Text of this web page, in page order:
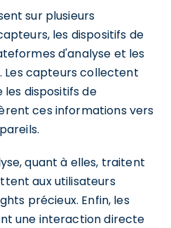
sur plusieurs
les dispositifs de
d'analyse et les
Les capteurs collectent
les dispositifs de
ces informations vers
quant à elles, traitent
aux utilisateurs
précieux. Enfin, les
une interaction directe